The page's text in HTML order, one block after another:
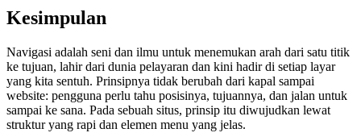
Kesimpulan
Navigasi adalah seni dan ilmu untuk menemukan arah dari satu titik
ke tujuan, lahir dari dunia pelayaran dan kini hadir di setiap layar
yang kita sentuh. Prinsipnya tidak berubah dari kapal sampai
website: pengguna perlu tahu posisinya, tujuannya, dan jalan untuk
sampai ke sana. Pada sebuah situs, prinsip itu diwujudkan lewat
struktur yang rapi dan elemen menu yang jelas.